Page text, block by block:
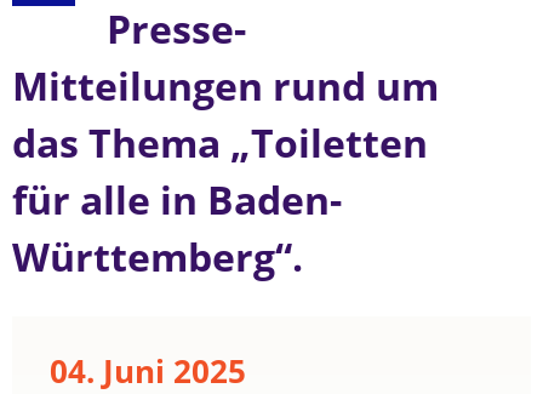
Presse-
Mitteilungen rund um
das Thema „Toiletten
für alle in Baden-
Württemberg“.
04. Juni 2025